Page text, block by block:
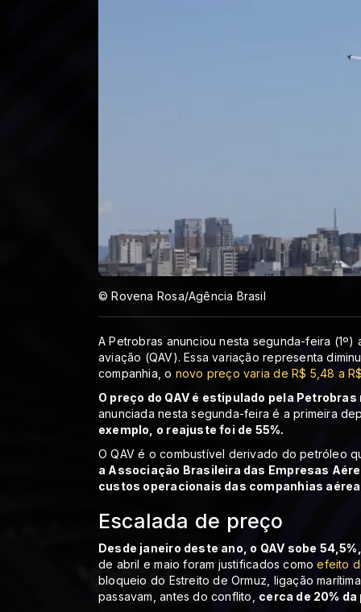
© Rovena Rosa/Agência Brasil
A Petrobras anunciou nesta segunda-feira
aviação (QAV). Essa variação representa
companhia, o novo preço varia de R$ 5,48 a
O preço do QAV é estipulado pela
anunciada nesta segunda-feira é a primeira
exemplo, o reajuste foi de 55%.
O QAV é o combustível derivado do petróleo
a Associação Brasileira das Empresas
custos operacionais das companhias
Escalada de preço
Desde janeiro deste ano, o QAV sobe
de abril e maio foram justificados comoefeito
bloqueio do Estreito de Ormuz, ligação
passavam, antes do conflito, cerca de 20%